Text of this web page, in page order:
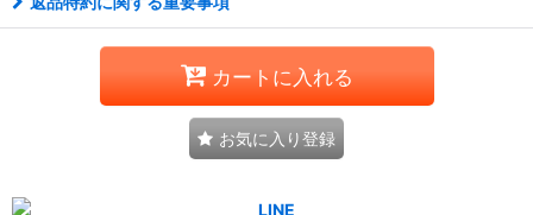
カートに入れる
お気に入り登録